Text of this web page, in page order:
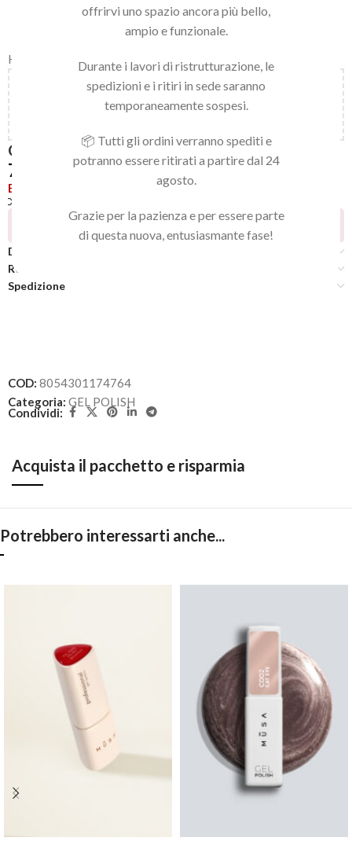
offrirvi uno spazio ancora più bello,
ampio e funzionale.
Durante i lavori di ristrutturazione, le
spedizioni e i ritiri in sede saranno
temporaneamente sospesi.
📦 Tutti gli ordini verranno spediti e
potranno essere ritirati a partire dal 24
agosto.
Grazie per la pazienza e per essere parte
di questa nuova, entusiasmante fase!
Home LINEA NAILS / GEL POLISH GEL POLISH
150,00€al carrello e ottieni la spedizione
GEL POLISH 005
7,92
Esaurito
Persone che guardano questo prodotto ora!
Descrizione
Recensioni (0)
Spedizione
COD: 8054301174764
Categoria: GEL POLISH
Condividi:
Acquista il pacchetto e risparmia
Potrebbero interessarti anche...